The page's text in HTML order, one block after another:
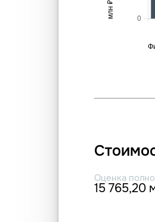
Оценка
15 765,20